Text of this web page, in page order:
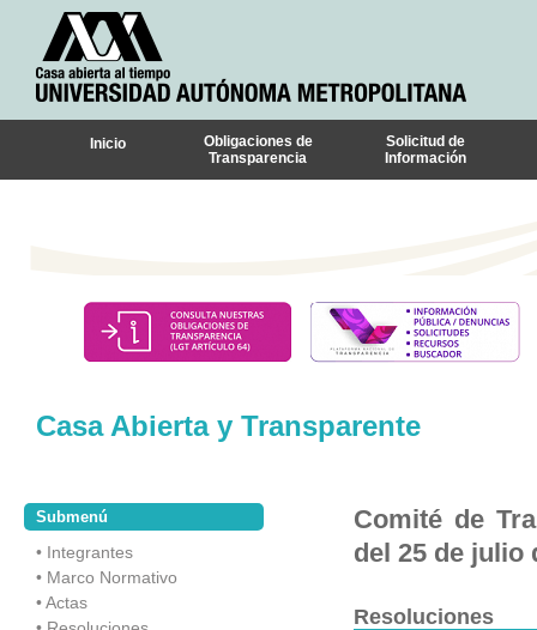
Inicio
Obligaciones de
Transparencia
Solicitud de
Información
Casa Abierta y Transparente
Submenú
Comité de
del 25 de julio
Resoluciones